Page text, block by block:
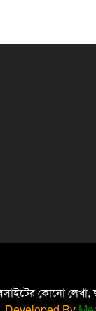
কোনো লেখা,